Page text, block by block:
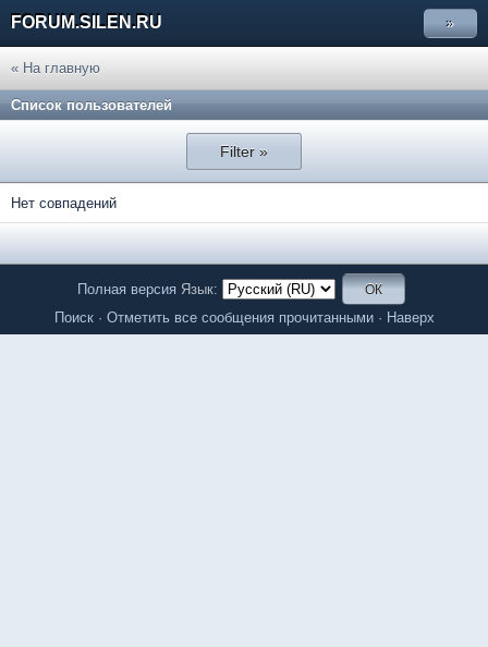
FORUM.SILEN.RU »
« На главную
Список пользователей
Filter »
Нет совпадений
Полная версия Язык:
Поиск· Отметить все сообщения прочитанными· Наверх